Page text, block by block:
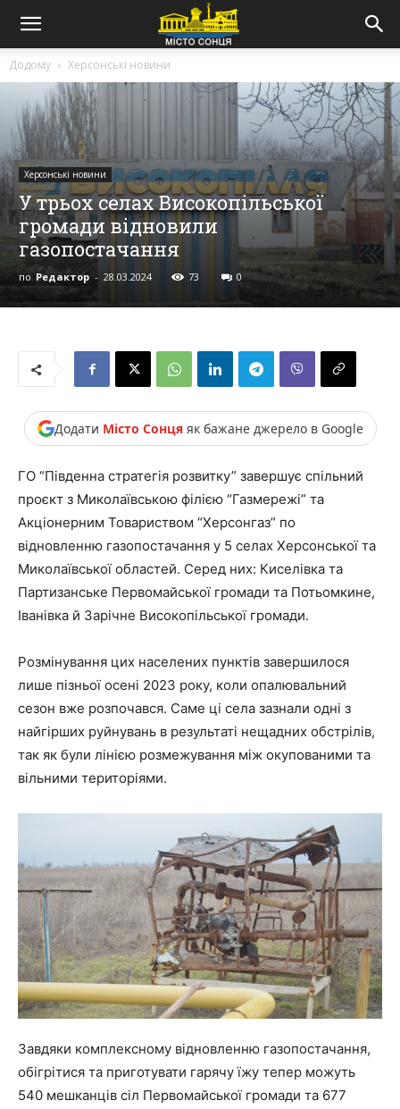
Додому Херсонські новини
Херсонські новини
У трьох селах Високопільської
громади відновили
газопостачання
по Редактор - 28.03.2024 73 0
Додати Місто Сонцяяк бажане джерело в Google
ГО “Південна стратегія розвитку” завершує спільний
проєкт з Миколаївською філією “Газмережі” та
Акціонерним Товариством “Херсонгаз” по
відновленню газопостачання у 5 селах Херсонської та
Миколаївської областей. Серед них: Киселівка та
Партизанське Первомайської громади та Потьомкине,
Іванівка й Зарічне Високопільської громади.
Розмінування цих населених пунктів завершилося
лише пізньої осені 2023 року, коли опалювальний
сезон вже розпочався. Саме ці села зазнали одні з
найгірших руйнувань в результаті нещадних обстрілів,
так як були лінією розмежування між окупованими та
вільними територіями.
Завдяки комплексному відновленню газопостачання,
обігрітися та приготувати гарячу їжу тепер можуть
540 мешканців сіл Первомайської громади та 677